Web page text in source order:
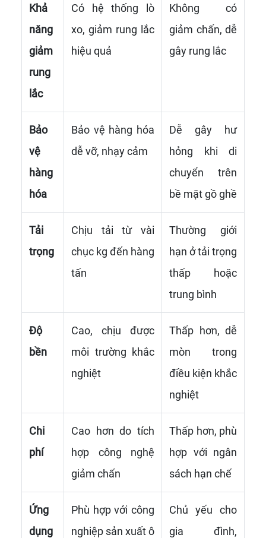
Khả
năng
giảm
rung
lắc
Có hệ thống lò
xo, giảm rung lắc
hiệu quả
Không có
giảm chấn, dễ
gây rung lắc
Bảo
vệ
hàng
hóa
Bảo vệ hàng hóa
dễ vỡ, nhạy cảm
Dễ gây hư
hỏng khi di
chuyển trên
bề mặt gồ ghề
Tải
trọng
Chịu tải từ vài
chục kg đến hàng
tấn
Thường giới
hạn ở tải trọng
thấp hoặc
trung bình
Độ
bền
Cao, chịu được
môi trường khắc
nghiệt
Thấp hơn, dễ
mòn trong
điều kiện khắc
nghiệt
Chi
phí
Cao hơn do tích
hợp công nghệ
giảm chấn
Thấp hơn, phù
hợp với ngân
sách hạn chế
Ứng
dụng
Phù hợp với công
nghiệp sản xuất ô
Chủ yếu cho
gia đình,